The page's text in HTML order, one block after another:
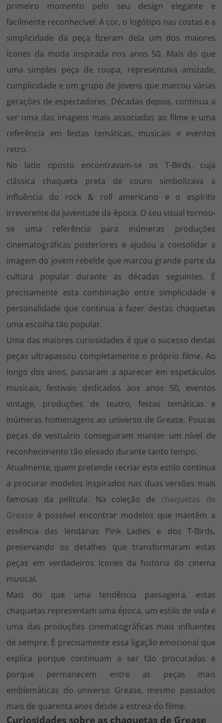
primeiro momento pelo seu design elegante e
facilmente reconhecível. A cor, o logótipo nas costas e a
simplicidade da peça fizeram dela um dos maiores
ícones da moda inspirada nos anos 50. Mais do que
uma simples peça de roupa, representava amizade,
cumplicidade e um grupo de jovens que marcou várias
gerações de espectadores. Décadas depois, continua a
ser uma das imagens mais associadas ao filme e uma
referência em festas temáticas, musicais e eventos
retro.
No lado oposto encontravam-se os T-Birds, cuja
clássica chaqueta preta de couro simbolizava a
influência do rock & roll americano e o espírito
irreverente da juventude da época. O seu visual tornou-
se uma referência para inúmeras produções
cinematográficas posteriores e ajudou a consolidar a
imagem do jovem rebelde que marcou grande parte da
cultura popular durante as décadas seguintes. É
precisamente esta combinação entre simplicidade e
personalidade que continua a fazer destas chaquetas
uma escolha tão popular.
Uma das maiores curiosidades é que o sucesso destas
peças ultrapassou completamente o próprio filme. Ao
longo dos anos, passaram a aparecer em espetáculos
musicais, festivais dedicados aos anos 50, eventos
vintage, produções de teatro, festas temáticas e
inúmeras homenagens ao universo de Grease. Poucas
peças de vestuário conseguiram manter um nível de
reconhecimento tão elevado durante tanto tempo.
Atualmente, quem pretende recriar este estilo continua
a procurar modelos inspirados nas duas versões mais
famosas da película. Na coleção de chaquetas de
Grease é possível encontrar modelos que mantêm a
essência das lendárias Pink Ladies e dos T-Birds,
preservando os detalhes que transformaram estas
peças em verdadeiros ícones da história do cinema
musical.
Mais do que uma tendência passageira, estas
chaquetas representam uma época, um estilo de vida e
uma das produções cinematográficas mais influentes
de sempre. É precisamente essa ligação emocional que
explica porque continuam a ser tão procuradas e
porque permanecem entre as peças mais
emblemáticas do universo Grease, mesmo passados
mais de quarenta anos desde a estreia do filme.
Curiosidades sobre as chaquetas de Grease